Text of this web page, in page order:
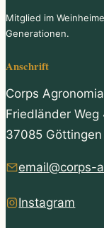
Mitglied im
Generationen.
Anschrift
Corps
Friedländer Weg
37085 Göttingen
email@corps-
Instagram